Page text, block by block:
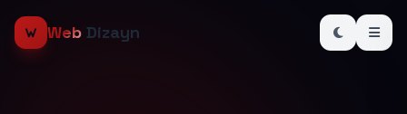
Web Dizayn